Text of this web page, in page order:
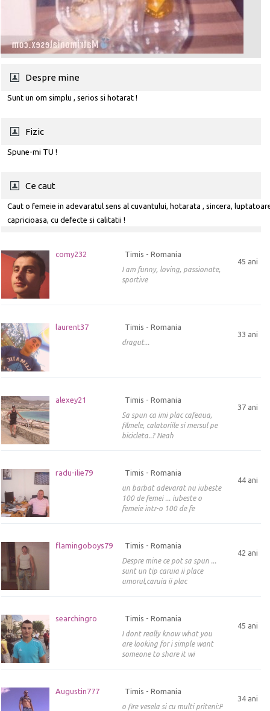
Despre mine
Sunt un om simplu , serios si hotarat !
Fizic
Spune-mi TU !
Ce caut
Caut o femeie in adevaratul sens al cuvantului, hotarata , sincera,
capricioasa, cu defecte si calitatii !
comy232
45 ani
Timis - Romania
I am funny, loving, passionate,
sportive
laurent37
33 ani
Timis - Romania
dragut...
alexey21
37 ani
Timis - Romania
Sa spun ca imi plac cafeaua,
filmele, calatoriile si mersul pe
bicicleta..? Neah
radu-ilie79
44 ani
Timis - Romania
un barbat adevarat nu iubeste
100 de femei ... iubeste o
femeie intr-o 100 de fe
flamingoboys79
42 ani
Timis - Romania
Despre mine ce pot sa spun ...
sunt un tip caruia ii place
umorul,caruia ii plac
searchingro
45 ani
Timis - Romania
I dont really know what you
are looking for i simple want
someone to share it wi
Augustin777
34 ani
Timis - Romania
o fire vesela si cu multi priteni:P